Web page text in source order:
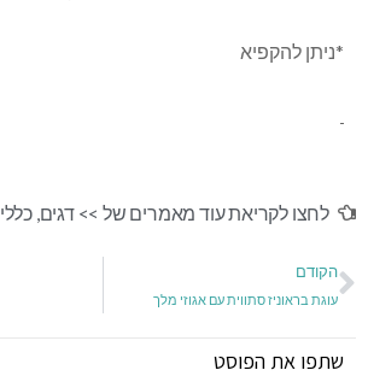
*ניתן להקפיא
לחצו לקריאת עוד מאמרים של >> דגים,כללי
הקודם
עוגת בראוניז סתווית עם אגוזי מלך
שתפו את הפוסט